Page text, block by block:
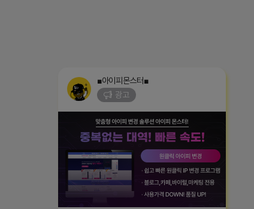
■아이피몬스터■
광고